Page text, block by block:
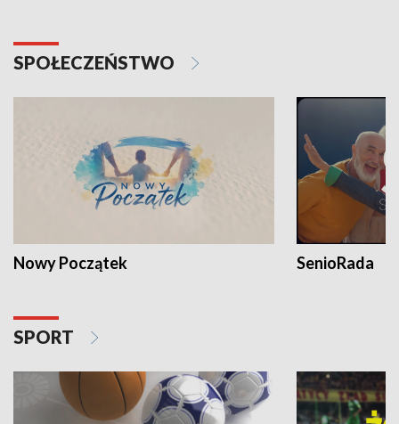
SPOŁECZEŃSTWO
Nowy Początek SenioRada
SPORT